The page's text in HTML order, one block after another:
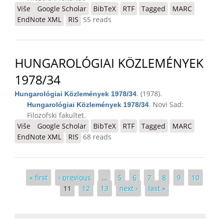
Više o Hungarológiai Közlemények 1978/35
Google Scholar BibTeX RTF Tagged
MARC
EndNote XML
RIS 55 reads
HUNGAROLÓGIAI KÖZLEMÉNYEK
1978/34
Hungarológiai Közlemények 1978/34. (1978).
Hungarológiai Közlemények 1978/34. Novi Sad:
Filozofski fakultet.
Više o Hungarológiai Közlemények 1978/34
Google Scholar BibTeX RTF Tagged
MARC
EndNote XML
RIS 68 reads
Pages« first ‹ previous … 5 6 7 8 9
10
11
12 13 next › last »